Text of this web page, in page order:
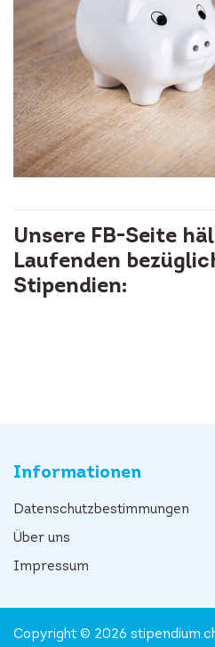
Unsere FB-Seite
Laufenden
Stipendien:
Informationen
Datenschutzbestimmungen
Über uns
Impressum
Copyright © 2026